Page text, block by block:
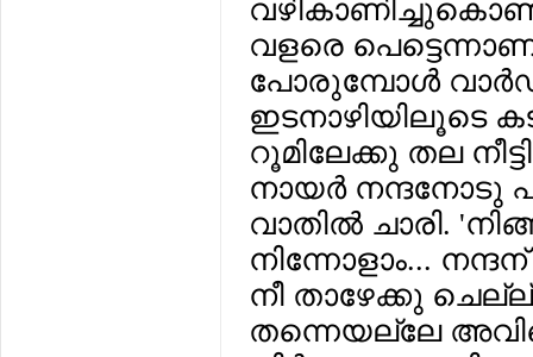
വളരെ
പോരുമ്പോള്‍
ഇടനാഴിയിലൂടെ
റൂമിലേക്കു തല
നായര്‍ നന്ദനോടു
വാതില്‍ ചാരി.
നിന്നോളാം...
നീ താഴേക്കു
തന്നെയല്ലേ